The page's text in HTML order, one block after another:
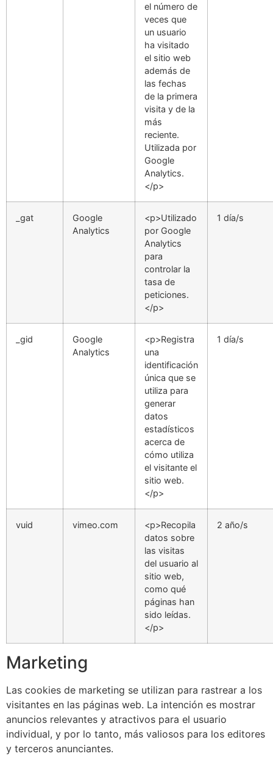
el número de
veces que
un usuario
ha visitado
el sitio web
además de
las fechas
de la primera
visita y de la
más
reciente.
Utilizada por
Google
Analytics.
</p>
_gat
Google
Analytics
<p>Utilizado
por Google
Analytics
para
controlar la
tasa de
peticiones.
</p>
1 día/s
_gid
Google
Analytics
<p>Registra
una
identificación
única que se
utiliza para
generar
datos
estadísticos
acerca de
cómo utiliza
el visitante el
sitio web.
</p>
1 día/s
vuid vimeo.com
<p>Recopila
datos sobre
las visitas
del usuario al
sitio web,
como qué
páginas han
sido leídas.
</p>
2 año/s
Marketing
Las cookies de marketing se utilizan para rastrear a los
visitantes en las páginas web. La intención es mostrar
anuncios relevantes y atractivos para el usuario
individual, y por lo tanto, más valiosos para los editores
y terceros anunciantes.